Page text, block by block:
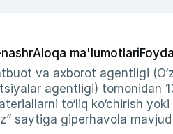
Aloqa ma'lumotlari
va axborot agentligi
agentligi) tomonidan
to‘liq ko‘chirish
saytiga giperhavola